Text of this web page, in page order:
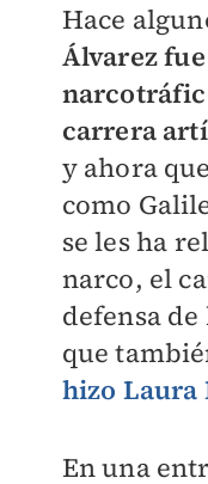
Hace
Álvarez
carrera
y ahora
como
se les ha
narco, el
defensa
que
hizo Laura
En una